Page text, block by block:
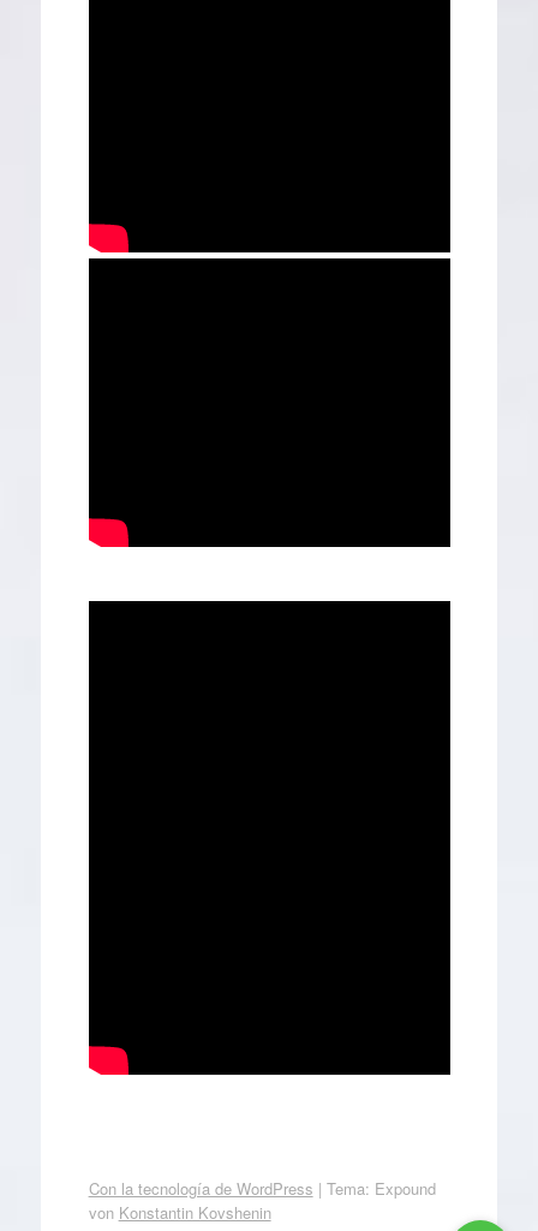
Con la tecnología de WordPress | Tema: Expound
von Konstantin Kovshenin